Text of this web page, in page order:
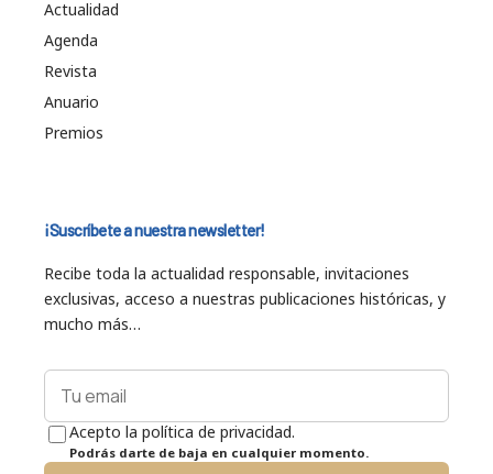
Actualidad
Agenda
Revista
Anuario
Premios
¡Suscríbete a nuestra newsletter!
Recibe toda la actualidad responsable, invitaciones
exclusivas, acceso a nuestras publicaciones históricas, y
mucho más…
Acepto la política de privacidad.
Podrás darte de baja en cualquier momento.